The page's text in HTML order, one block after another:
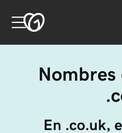
Nombres
En .co.uk,